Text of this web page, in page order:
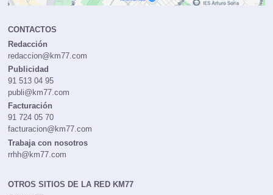
CONTACTOS
Redacción
redaccion@km77.com
Publicidad
91 513 04 95
publi@km77.com
Facturación
91 724 05 70
facturacion@km77.com
Trabaja con nosotros
rrhh@km77.com
OTROS SITIOS DE LA RED KM77